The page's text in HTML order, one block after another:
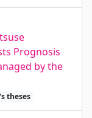
Prognosis
by the
theses